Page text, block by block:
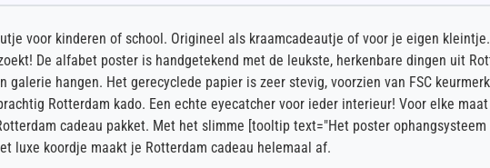
voor kinderen of school. Origineel als kraamcadeautje of voor je eigen
De alfabet poster is handgetekend met de leukste, herkenbare dingen uit
hangen. Het gerecyclede papier is zeer stevig, voorzien van FSC
Rotterdam kado. Een echte eyecatcher voor ieder interieur! Voor elke
cadeau pakket. Met het slimme [tooltip text="Het poster
luxe koordje maakt je Rotterdam cadeau helemaal af.